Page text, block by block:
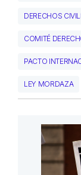
DERECHOS
COMITÉ
PACTO
LEY MORDAZA